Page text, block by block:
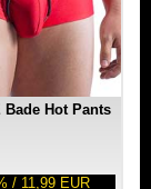
Bade Hot Pants
/ 11,99 EUR